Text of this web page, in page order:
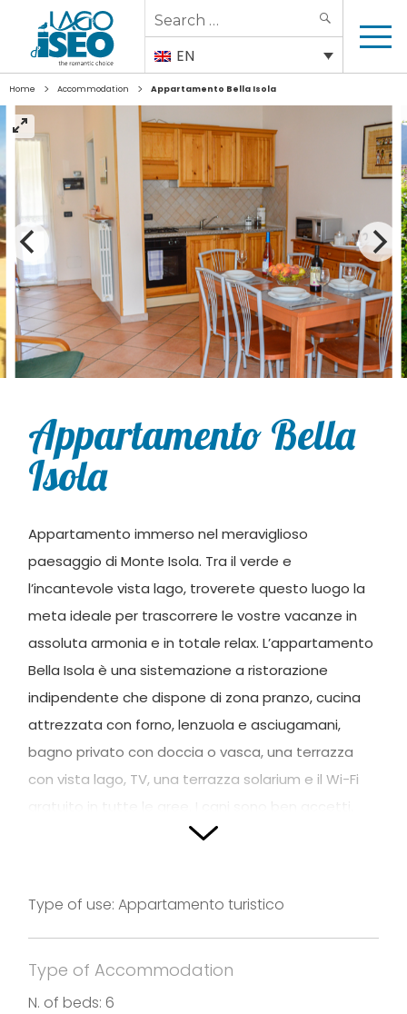
Search
for:
EN
Home > Accommodation > Appartamento Bella Isola
Appartamento Bella
Isola
Appartamento immerso nel meraviglioso
paesaggio di Monte Isola. Tra il verde e
l’incantevole vista lago, troverete questo luogo la
meta ideale per trascorrere le vostre vacanze in
assoluta armonia e in totale relax. L’appartamento
Bella Isola è una sistemazione a ristorazione
indipendente che dispone di zona pranzo, cucina
attrezzata con forno, lenzuola e asciugamani,
bagno privato con doccia o vasca, una terrazza
con vista lago, TV, una terrazza solarium e il Wi-Fi
ma si consiglia di chiedere preventivamente
Fotografie e testi forniti da Appartamento Bella
Type of use: Appartamento turistico
Type of Accommodation
N. of beds: 6